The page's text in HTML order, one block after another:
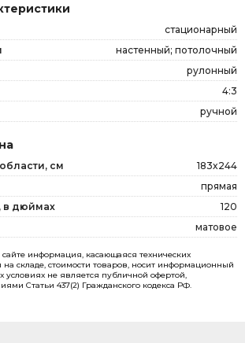
стационарный
настенный; потолочный
рулонный
4:3
ручной
см
183x244
прямая
в дюймах
120
матовое
информация, касающаяся технических
на складе, стоимости товаров, носит информационный
условиях не является публичной офертой,
Статьи 437(2) Гражданского кодекса РФ.